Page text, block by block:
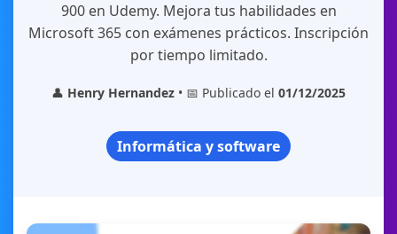
900 en Udemy. Mejora tus habilidades en
Microsoft 365 con exámenes prácticos. Inscripción
por tiempo limitado.
👤 Henry Hernandez • 📅 Publicado el 01/12/2025
Informática y software